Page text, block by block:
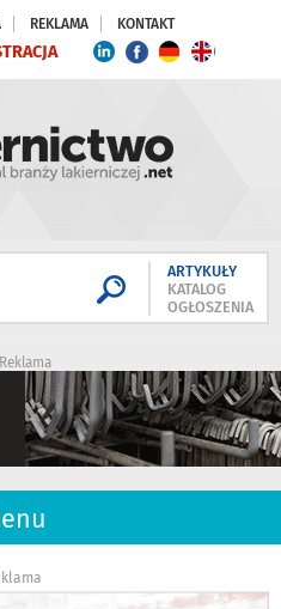
REKLAMA KONTAKT
ARTYKUŁY
KATALOG
OGŁOSZENIA
Reklama